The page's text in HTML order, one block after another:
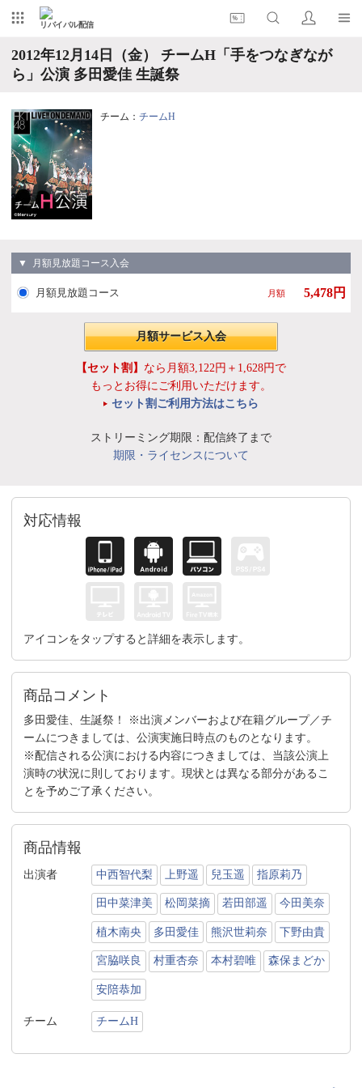
リバイバル配信
2012年12月14日（金） チームH「手をつなぎなが
ら」公演 多田愛佳 生誕祭
チーム： チームH
▼ 月額見放題コース入会
月額見放題コース 月額 5,478円
月額サービス入会
【セット割】 なら月額3,122円＋1,628円で
もっとお得にご利用いただけます。
セット割ご利用方法はこちら
ストリーミング期限：配信終了まで
期限・ライセンスについて
対応情報
アイコンをタップすると詳細を表示します。
商品コメント
多田愛佳、生誕祭！ ※出演メンバーおよび在籍グループ／チ
ームにつきましては、公演実施日時点のものとなります。
※配信される公演における内容につきましては、当該公演上
演時の状況に則しております。現状とは異なる部分があるこ
とを予めご了承ください。
商品情報
出演者 中西智代梨 上野遥 兒玉遥 指原莉乃
田中菜津美 松岡菜摘 若田部遥 今田美奈
植木南央 多田愛佳 熊沢世莉奈 下野由貴
宮脇咲良 村重杏奈 本村碧唯 森保まどか
安陪恭加
チーム チームH